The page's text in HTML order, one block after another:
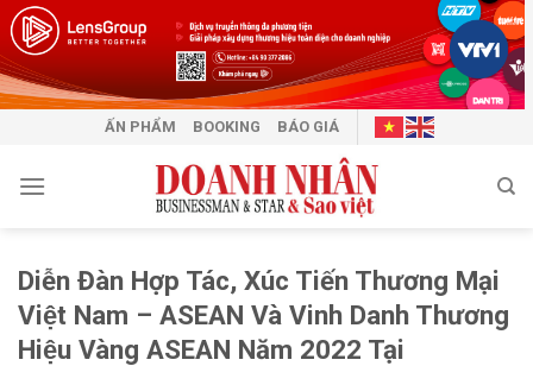
Skip
to
content
ẤN PHẨM BOOKING BÁO GIÁ
Diễn Đàn Hợp Tác, Xúc Tiến Thương Mại
Việt Nam – ASEAN Và Vinh Danh Thương
Hiệu Vàng ASEAN Năm 2022 Tại